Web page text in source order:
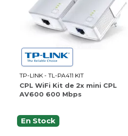
TP-LINK - TL-PA411 KIT
CPL WiFi Kit de 2x mini CPL
AV600 600 Mbps
En Stock